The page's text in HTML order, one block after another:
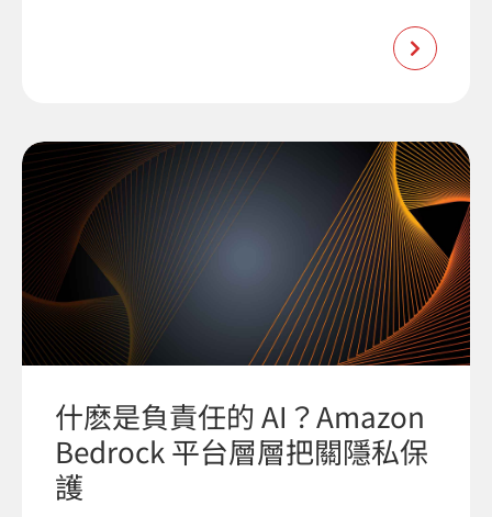
什麽是負責任的 AI？Amazon
Bedrock 平台層層把關隱私保
護